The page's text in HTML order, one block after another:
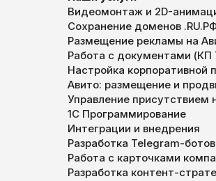
Видеомонтаж и 2D-
Сохранение доменов
Размещение рекламы на
Работа с документами (КП
Настройка корпоративной
Авито: размещение и
Управление присутствием
1С Программирование
Интеграции и внедрения
Разработка Telegram-ботов
Работа с карточками
Разработка контент-